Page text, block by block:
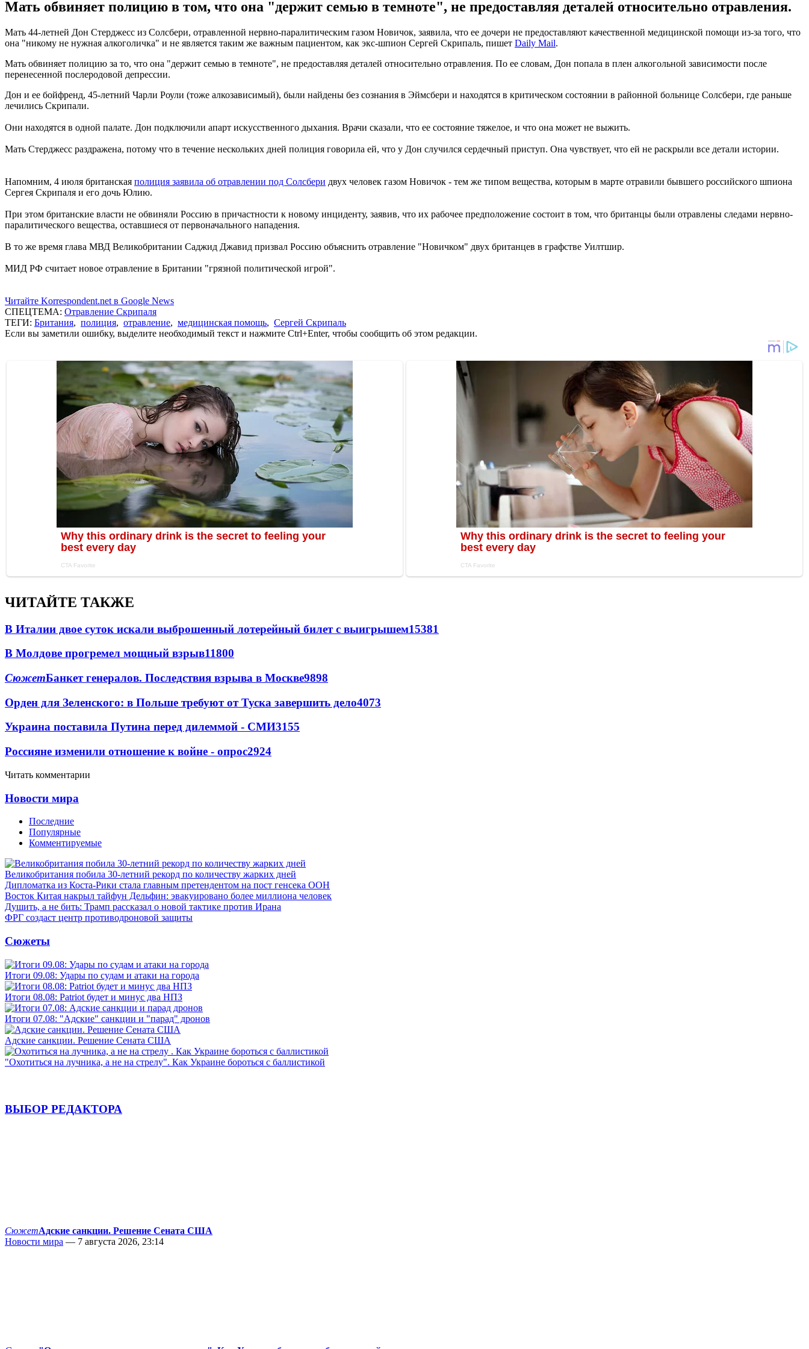
Мать обвиняет полицию в том, что она "держит семью в темноте", не предоставляя деталей относительно отравления.
Мать 44-летней Дон Стерджесс из Солсбери, отравленной нервно-паралитическим газом Новичок, заявила, что ее дочери не предоставляют качественной медицинской помощи из-за того, что
она "никому не нужная алкоголичка" и не является таким же важным пациентом, как экс-шпион Сергей Скрипаль, пишет Daily Mail.
Мать обвиняет полицию за то, что она "держит семью в темноте", не предоставляя деталей относительно отравления. По ее словам, Дон попала в плен алкогольной зависимости после
перенесенной послеродовой депрессии.
Дон и ее бойфренд, 45-летний Чарли Роули (тоже алкозависимый), были найдены без сознания в Эймсбери и находятся в критическом состоянии в районной больнице Солсбери, где раньше
лечились Скрипали.
Они находятся в одной палате. Дон подключили апарт искусственного дыхания. Врачи сказали, что ее состояние тяжелое, и что она может не выжить.
Мать Стерджесс раздражена, потому что в течение нескольких дней полиция говорила ей, что у Дон случился сердечный приступ. Она чувствует, что ей не раскрыли все детали истории.
Напомним, 4 июля британская полиция заявила об отравлении под Солсбери двух человек газом Новичок - тем же типом вещества, которым в марте отравили бывшего российского шпиона
Сергея Скрипаля и его дочь Юлию.
При этом британские власти не обвиняли Россию в причастности к новому инциденту, заявив, что их рабочее предположение состоит в том, что британцы были отравлены следами нервно-
паралитического вещества, оставшиеся от первоначального нападения.
В то же время глава МВД Великобритании Саджид Джавид призвал Россию объяснить отравление "Новичком" двух британцев в графстве Уилтшир.
МИД РФ считает новое отравление в Британии "грязной политической игрой".
Читайте Korrespondent.net в Google News
СПЕЦТЕМА: Отравление Скрипаля
ТЕГИ: Британия, полиция, отравление, медицинская помощь, Сергей Скрипаль
Если вы заметили ошибку, выделите необходимый текст и нажмите Ctrl+Enter, чтобы сообщить об этом редакции.
ЧИТАЙТЕ ТАКЖЕ
В Италии двое суток искали выброшенный лотерейный билет с выигрышем15381
В Молдове прогремел мощный взрыв11800
СюжетБанкет генералов. Последствия взрыва в Москве9898
Орден для Зеленского: в Польше требуют от Туска завершить дело4073
Украина поставила Путина перед дилеммой - СМИ3155
Россияне изменили отношение к войне - опрос2924
Читать комментарии
Новости мира
Последние
Популярные
Комментируемые
Великобритания побила 30-летний рекорд по количеству жарких дней
Дипломатка из Коста-Рики стала главным претендентом на пост генсека ООН
Восток Китая накрыл тайфун Дельфин: эвакуировано более миллиона человек
Душить, а не бить: Трамп рассказал о новой тактике против Ирана
ФРГ создаст центр противодроновой защиты
Сюжеты
Итоги 09.08: Удары по судам и атаки на города
Итоги 08.08: Patriot будет и минус два НПЗ
Итоги 07.08: "Адские" санкции и "парад" дронов
Адские санкции. Решение Сената США
"Охотиться на лучника, а не на стрелу". Как Украине бороться с баллистикой
ВЫБОР РЕДАКТОРА
СюжетАдские санкции. Решение Сената США
Новости мира — 7 августа 2026, 23:14